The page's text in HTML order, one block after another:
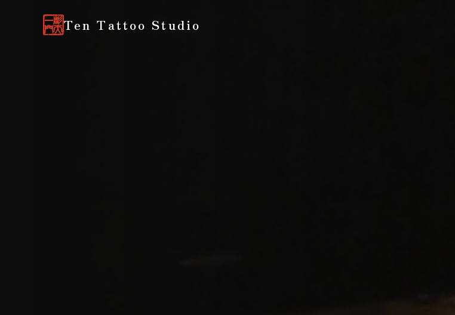
Ten Tattoo Studio